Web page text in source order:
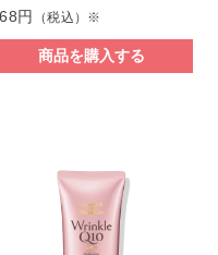
円
（税込）※
商品を購入する